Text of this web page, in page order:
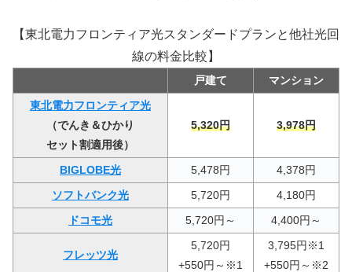
【東北電力フロンティア光スタンダードプランと他社光回
線の料金比較】
戸建て
マンション
東北電力フロンティア光
（でんき＆ひかり
セット割適用後）
5,320円 3,978円
BIGLOBE光 5,478円
4,378円
ソフトバンク光
5,720円
4,180円
ドコモ光
5,720円～ 4,400円～
フレッツ光
5,720円
+550円～※1
3,795円※1
+550円～※2